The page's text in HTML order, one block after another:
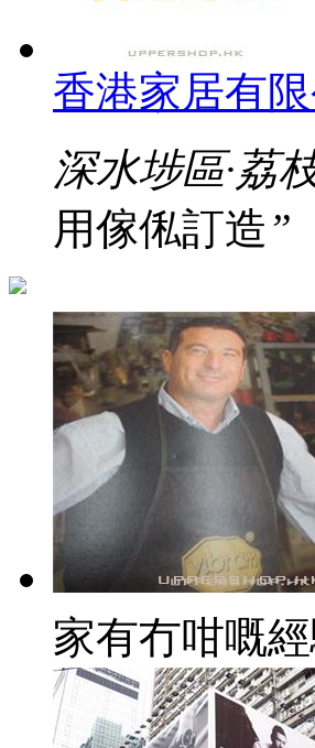
香港家居有限
深水埗區·荔
用傢俬訂造”
家有冇咁嘅